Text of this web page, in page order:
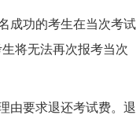
成功的考生在当次考试
将无法再次报考当次
由要求退还考试费。退